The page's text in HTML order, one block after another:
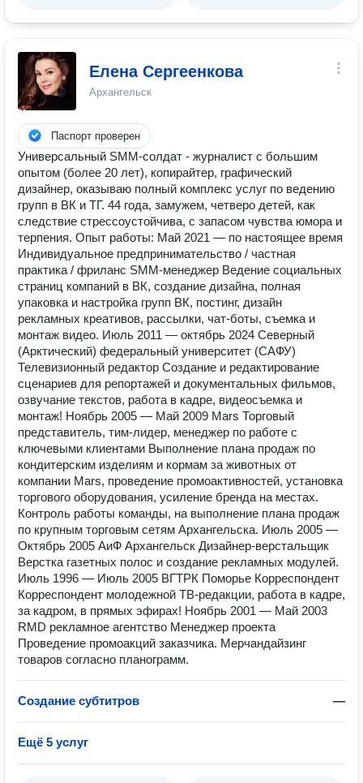
Елена Сергеенкова
Архангельск
Паспорт проверен
Универсальный SMM-солдат - журналист с большим
опытом (более 20 лет), копирайтер, графический
дизайнер, оказываю полный комплекс услуг по ведению
групп в ВК и ТГ. 44 года, замужем, четверо детей, как
следствие стрессоустойчива, с запасом чувства юмора и
терпения. Опыт работы: Май 2021 — по настоящее время
Индивидуальное предпринимательство / частная
практика / фриланс SMM-менеджер Ведение социальных
страниц компаний в ВК, создание дизайна, полная
упаковка и настройка групп ВК, постинг, дизайн
рекламных креативов, рассылки, чат-боты, съемка и
монтаж видео. Июль 2011 — октябрь 2024 Северный
(Арктический) федеральный университет (САФУ)
Телевизионный редактор Создание и редактирование
сценариев для репортажей и документальных фильмов,
озвучание текстов, работа в кадре, видеосъемка и
монтаж! Ноябрь 2005 — Май 2009 Mars Торговый
представитель, тим-лидер, менеджер по работе с
ключевыми клиентами Выполнение плана продаж по
кондитерским изделиям и кормам за животных от
компании Mars, проведение промоактивностей, установка
торгового оборудования, усиление бренда на местах.
Контроль работы команды, на выполнение плана продаж
по крупным торговым сетям Архангельска. Июль 2005 —
Октябрь 2005 АиФ Архангельск Дизайнер-верстальщик
Верстка газетных полос и создание рекламных модулей.
Июль 1996 — Июль 2005 ВГТРК Поморье Корреспондент
Корреспондент молодежной ТВ-редакции, работа в кадре,
за кадром, в прямых эфирах! Ноябрь 2001 — Май 2003
RMD рекламное агентство Менеджер проекта
Проведение промоакций заказчика. Мерчандайзинг
товаров согласно планограмм.
Создание субтитров —
Ещё 5 услуг